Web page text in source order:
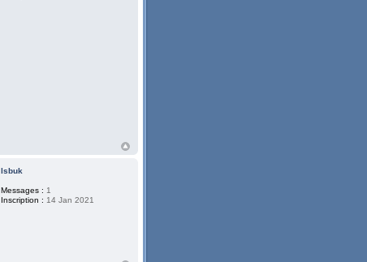
lsbuk
Messages : 1
Inscription : 14 Jan 2021